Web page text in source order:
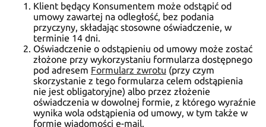
Klient będący Konsumentem może odstąpić od
umowy zawartej na odległość, bez podania
przyczyny, składając stosowne oświadczenie, w
terminie 14 dni.
Oświadczenie o odstąpieniu od umowy może zostać
złożone przy wykorzystaniu formularza dostępnego
pod adresem Formularz zwrotu (przy czym
skorzystanie z tego formularza celem odstąpienia
nie jest obligatoryjne) albo przez złożenie
oświadczenia w dowolnej formie, z którego wyraźnie
wynika wola odstąpienia od umowy, w tym także w
formie wiadomości e-mail.